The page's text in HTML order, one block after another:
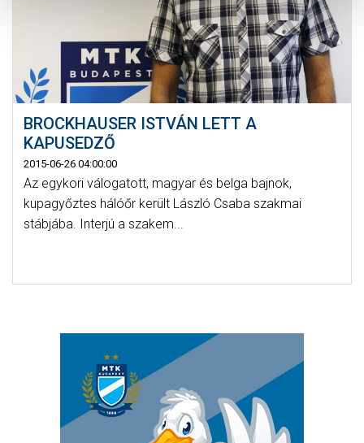
BROCKHAUSER ISTVÁN LETT A
KAPUSEDZŐ
2015-06-26 04:00:00
Az egykori válogatott, magyar és belga bajnok,
kupagyőztes hálóőr került László Csaba szakmai
stábjába. Interjú a szakem...